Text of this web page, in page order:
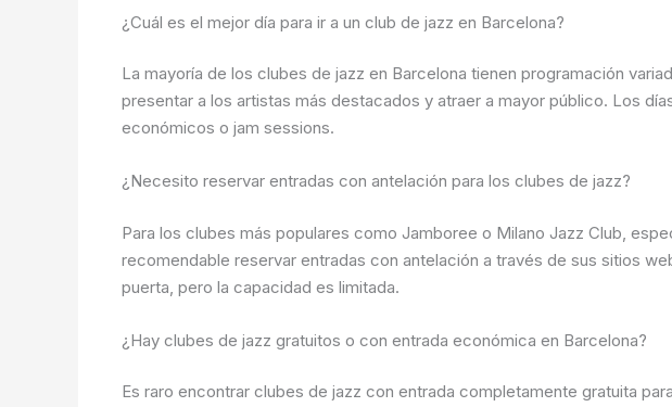
¿Cuál es el mejor día para ir a un club de jazz en Barcelona?
La mayoría de los clubes de jazz en Barcelona tienen programación
presentar a los artistas más destacados y atraer a mayor público. Los
económicos o jam sessions.
¿Necesito reservar entradas con antelación para los clubes de jazz?
Para los clubes más populares como Jamboree o Milano Jazz Club,
recomendable reservar entradas con antelación a través de sus sitios
puerta, pero la capacidad es limitada.
¿Hay clubes de jazz gratuitos o con entrada económica en Barcelona?
Es raro encontrar clubes de jazz con entrada completamente gratuita